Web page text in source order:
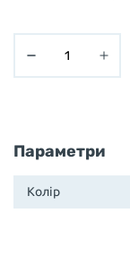
Параметри
Колір